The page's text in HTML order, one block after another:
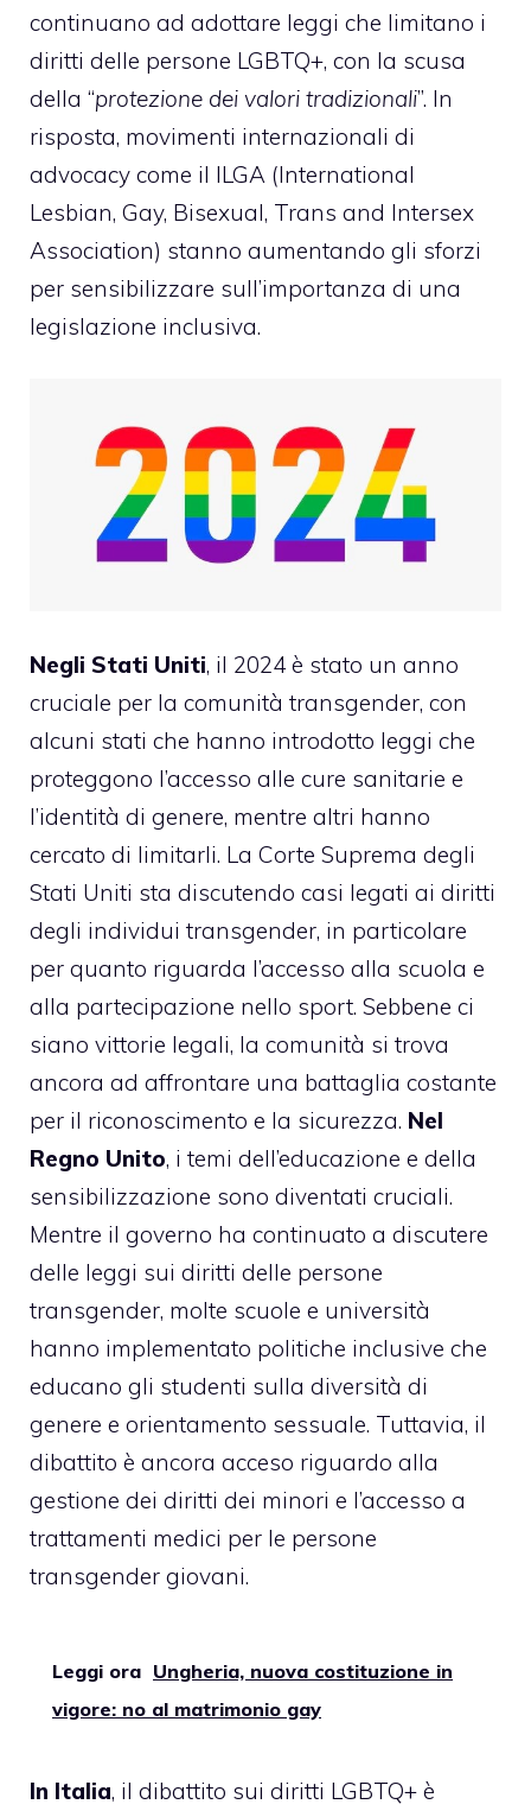
continuano ad adottare leggi che limitano i
diritti delle persone LGBTQ+, con la scusa
della “protezione dei valori tradizionali”. In
risposta, movimenti internazionali di
advocacy come il ILGA (International
Lesbian, Gay, Bisexual, Trans and Intersex
Association) stanno aumentando gli sforzi
per sensibilizzare sull’importanza di una
legislazione inclusiva.
Negli Stati Uniti, il 2024 è stato un anno
cruciale per la comunità transgender, con
alcuni stati che hanno introdotto leggi che
proteggono l’accesso alle cure sanitarie e
l’identità di genere, mentre altri hanno
cercato di limitarli. La Corte Suprema degli
Stati Uniti sta discutendo casi legati ai diritti
degli individui transgender, in particolare
per quanto riguarda l’accesso alla scuola e
alla partecipazione nello sport. Sebbene ci
siano vittorie legali, la comunità si trova
ancora ad affrontare una battaglia costante
per il riconoscimento e la sicurezza. Nel
Regno Unito, i temi dell’educazione e della
sensibilizzazione sono diventati cruciali.
Mentre il governo ha continuato a discutere
delle leggi sui diritti delle persone
transgender, molte scuole e università
hanno implementato politiche inclusive che
educano gli studenti sulla diversità di
genere e orientamento sessuale. Tuttavia, il
dibattito è ancora acceso riguardo alla
gestione dei diritti dei minori e l’accesso a
trattamenti medici per le persone
transgender giovani.
Leggi ora Ungheria, nuova costituzione in
vigore: no al matrimonio gay
In Italia, il dibattito sui diritti LGBTQ+ è